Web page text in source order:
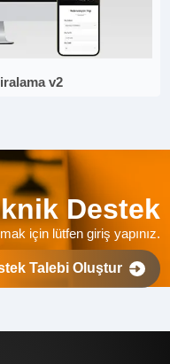
v2
Destek
için lütfen giriş yapınız.
Talebi Oluştur